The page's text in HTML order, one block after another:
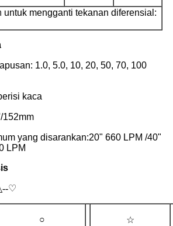
untuk mengganti tekanan diferensial:
1.0, 5.0, 10, 20, 50, 70, 100
kaca
152mm
yang disarankan:20" 660 LPM /40"
LPM
s
♡
○ ☆